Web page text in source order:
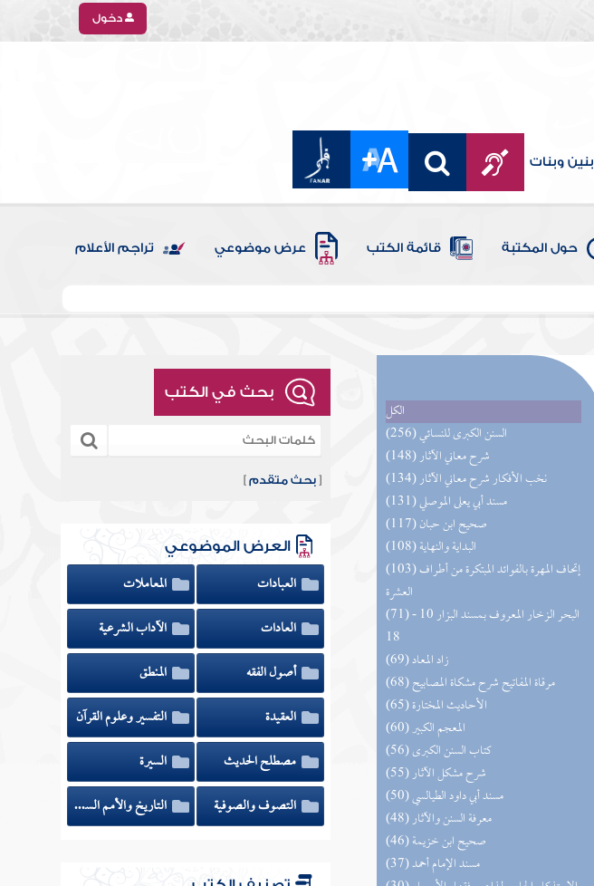
دخول
بنين وبنات
حول المكتبة قائمة الكتب عرض موضوعي تراجم الأعلام
الكل
(256) السنن الكبرى للنسائي
(148) شرح معاني الآثار
(134) نخب الأفكار شرح معاني الآثار
(131) مسند أبي يعلى الموصلي
(117) صحيح ابن حبان
(108) البداية والنهاية
(103) إتحاف المهرة بالفوائد المبتكرة من أطراف
العشرة
(71) البحر الزخار المعروف بمسند البزار 10 -
18
(69) زاد المعاد
(68) مرقاة المفاتيح شرح مشكاة المصابيح
(65) الأحاديث المختارة
(60) المعجم الكبير
(56) كتاب السنن الكبرى
(55) شرح مشكل الآثار
(50) مسند أبي داود الطيالسي
(48) معرفة السنن والآثار
(46) صحيح ابن خزيمة
(37) مسند الإمام أحمد
بحث في الكتب
[بحث متقدم ]
العرض الموضوعي
العبادات
المعاملات
العادات
الآداب الشرعية
أصول الفقه
المنطق
العقيدة
التفسير وعلوم القرآن
مصطلح الحديث
السيرة
التصوف والصوفية
التاريخ والأمم السابقة